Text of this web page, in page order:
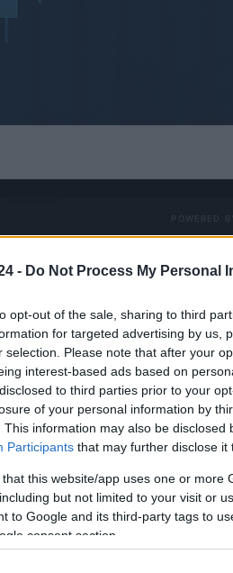
- Do Not Process My Personal
opt-out of the sale, sharing to third
for targeted advertising by us,
selection. Please note that after your
interest-based ads based on
to third parties prior to your
of your personal information by
This information may also be disclosed
Participants that may further disclose it
that this website/app uses one or more
but not limited to your visit or
to Google and its third-party tags to
consent section.
Chase, quien ha sido uno
al permitir que sus clientes
a Bitcoin de «fraude» y
con ella. Sin embargo, en un
aunque con un tono de